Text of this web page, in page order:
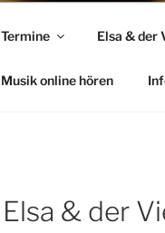
Termine Elsa & der
Musik online hören
Elsa & der